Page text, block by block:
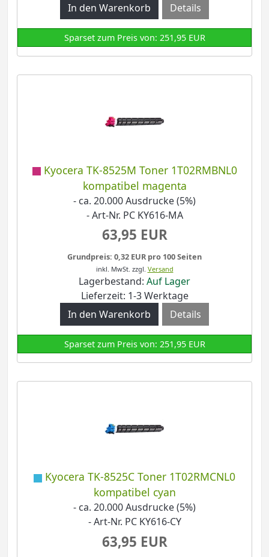
Details
Sparset zum Preis von: 251,95 EUR
Kyocera TK-8525M Toner 1T02RMBNL0
kompatibel magenta
- ca. 20.000 Ausdrucke (5%)
- Art-Nr. PC KY616-MA
63,95 EUR
Grundpreis: 0,32 EUR pro 100 Seiten
inkl. MwSt. zzgl. Versand
Lagerbestand: Auf Lager
Lieferzeit: 1-3 Werktage
Details
Sparset zum Preis von: 251,95 EUR
Kyocera TK-8525C Toner 1T02RMCNL0
kompatibel cyan
- ca. 20.000 Ausdrucke (5%)
- Art-Nr. PC KY616-CY
63,95 EUR